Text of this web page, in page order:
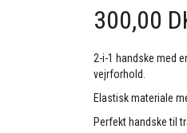
300,00
2-i-1 handske med
vejrforhold.
Elastisk materiale
Perfekt handske til